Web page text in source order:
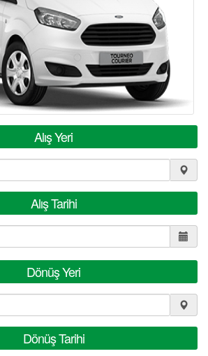
KİRALAMA KOŞULLARI
FİLO KİRALAMA
S.S.S.
İLETİŞİM
ÜYE GİRİŞİ / KAYIT
Alış Yeri
Alış Tarihi
Dönüş Yeri
Dönüş Tarihi